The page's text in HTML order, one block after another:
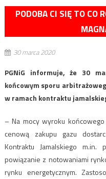
PODOBA CI SIĘ TO CO
30 marca 2020
PGNiG informuje, że 30
końcowym sporu
w ramach kontraktu
– Na mocy wyroku końcowego
cenową zakupu gazu
Kontraktu Jamalskiego
powiązanie z notowaniami
rynku energetycznym.